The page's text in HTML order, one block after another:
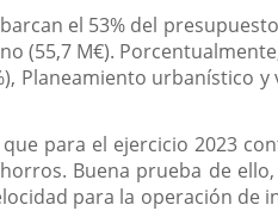
el 53% del
(55,7 M€).
Planeamiento urbanístico
para el ejercicio 2023
Buena prueba de
para la operación